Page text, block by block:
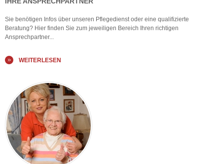
Sie benötigen Infos über unseren Pflegedienst oder eine qualifizierte
Beratung? Hier finden Sie zum jeweiligen Bereich Ihren richtigen
Ansprechpartner...
WEITERLESEN